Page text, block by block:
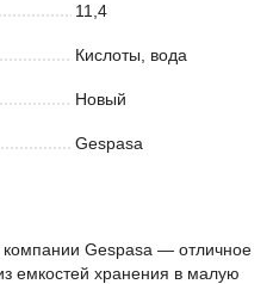
11,4
Кислоты, вода
Новый
Gespasa
компании Gespasa — отличное
емкостей хранения в малую